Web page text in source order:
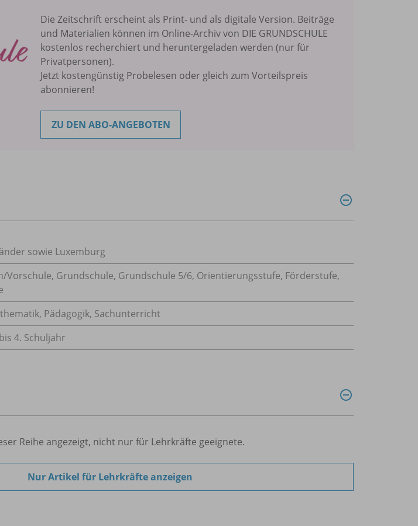
Die Zeitschrift erscheint als Print- und als digitale Version. Beiträge
und Materialien können im Online-Archiv von DIE GRUNDSCHULE
kostenlos recherchiert und heruntergeladen werden (nur für
Privatpersonen).
Jetzt kostengünstig Probelesen oder gleich zum Vorteilspreis
abonnieren!
ZU DEN ABO-ANGEBOTEN
sowie Luxemburg
Vorschule, Grundschule, Grundschule 5/6, Orientierungsstufe, Förderstufe,
, Pädagogik, Sachunterricht
4. Schuljahr
Reihe angezeigt, nicht nur für Lehrkräfte geeignete.
Nur Artikel für Lehrkräfte anzeigen